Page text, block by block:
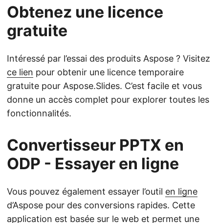
Obtenez une licence
gratuite
Intéressé par l’essai des produits Aspose ? Visitez
ce lien pour obtenir une licence temporaire
gratuite pour Aspose.Slides. C’est facile et vous
donne un accès complet pour explorer toutes les
fonctionnalités.
Convertisseur PPTX en
ODP - Essayer en ligne
Vous pouvez également essayer l’outil en ligne
d’Aspose pour des conversions rapides. Cette
application est basée sur le web et permet une